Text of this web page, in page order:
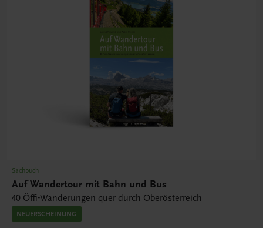
Sachbuch
Auf Wandertour mit Bahn und Bus
40 Öffi-Wanderungen quer durch Oberösterreich
NEUERSCHEINUNG